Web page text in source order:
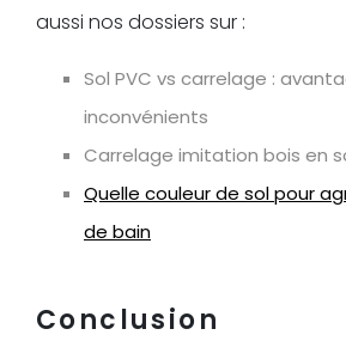
aussi nos dossiers sur :
Sol PVC vs carrelage :
inconvénients
Carrelage imitation bois en
Quelle couleur de sol pour
de bain
Conclusion